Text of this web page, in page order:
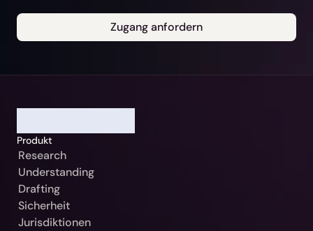
Österreich / MANZ-Noxtua
Schweiz / Swiss-Noxtua
Polen / Beck-Noxtua
Czech Republic / Beck-Noxtua
Zugang anfordern
Produkt
Research
Understanding
Drafting
Sicherheit
Jurisdiktionen